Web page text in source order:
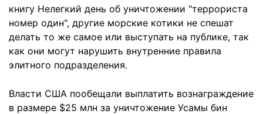
книгу Нелегкий день об уничтожении "террориста
номер один", другие морские котики не спешат
делать то же самое или выступать на публике, так
как они могут нарушить внутренние правила
элитного подразделения.
Власти США пообещали выплатить вознаграждение
в размере $25 млн за уничтожение Усамы бин